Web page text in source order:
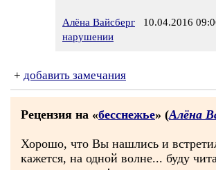
Алёна Вайсберг 10.04.2016
нарушении
+ добавить замечания
Рецензия на «бесснежье» (Алёна
Хорошо, что Вы нашлись и
кажется, на одной волне... буду